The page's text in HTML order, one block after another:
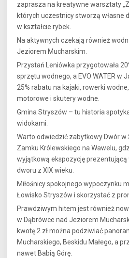
zaprasza na kreatywne warsztaty
których uczestnicy stworzą własne
w kształcie rybek.
Na aktywnych czekają również
Jeziorem Mucharskim.
Przystań Leniówka przygotowała
sprzętu wodnego, a EVO WATER w
25% rabatu na kajaki, rowerki wodne,
motorowe i skutery wodne.
Gmina Stryszów – tu historia
widokami.
Warto odwiedzić zabytkowy Dwór w
Zamku Królewskiego na Wawelu,
wyjątkową ekspozycję prezentującą
dworu z XIX wieku.
Miłośnicy spokojnego wypoczynku
Łowisko Stryszów i skorzystać z
Prawdziwym hitem jest również
w Dąbrówce nad Jeziorem
kwotę 2 zł można podziwiać
Mucharskiego, Beskidu Małego, a
nawet Babią Górę.